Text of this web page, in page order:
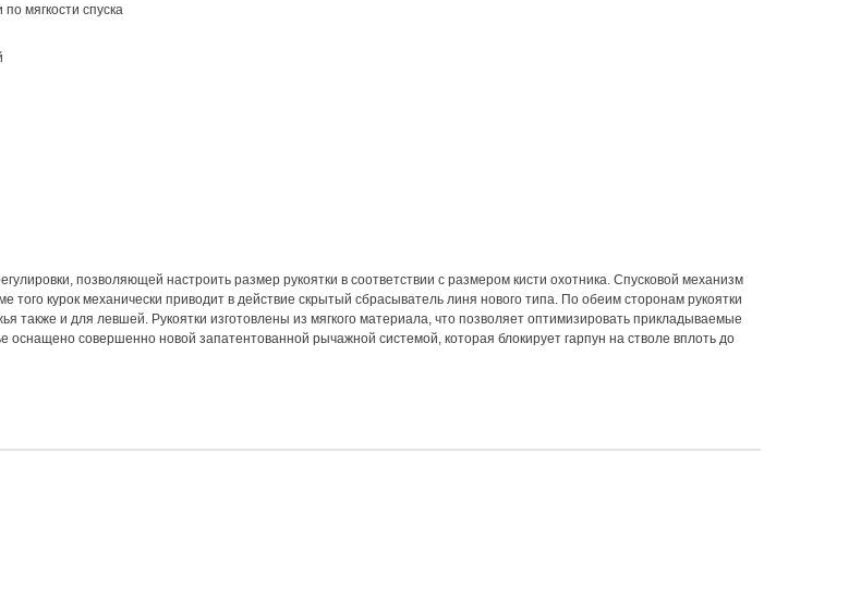
мягкости спуска
позволяющей настроить размер рукоятки в соответствии с размером кисти охотника. Спусковой механизм
того курок механически приводит в действие скрытый сбрасыватель линя нового типа. По обеим сторонам рукоятки
также и для левшей. Рукоятки изготовлены из мягкого материала, что позволяет оптимизировать прикладываемые
оснащено совершенно новой запатентованной рычажной системой, которая блокирует гарпун на стволе вплоть до